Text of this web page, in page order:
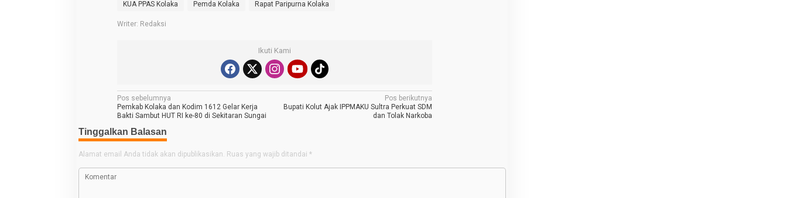
KUA PPAS Kolaka
Pemda Kolaka Rapat Paripurna Kolaka
Writer: Redaksi
Ikuti Kami
N
a
v
i
Pos sebelumnya
Pemkab Kolaka dan Kodim 1612 Gelar Kerja
Bakti Sambut HUT RI ke-80 di Sekitaran Sungai
Pos berikutnya
Bupati Kolut Ajak IPPMAKU Sultra Perkuat SDM
dan Tolak Narkoba
Tinggalkan Balasan
Alamat email Anda tidak akan dipublikasikan. Ruas yang wajib ditandai *